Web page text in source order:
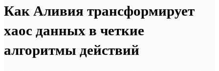
Как Аливия трансформирует
хаос данных в четкие
алгоритмы действий